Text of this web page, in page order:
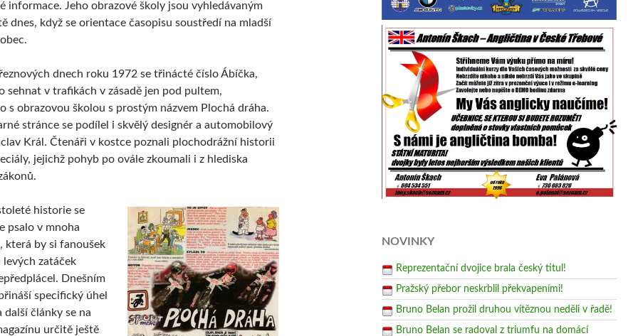
informace. Jeho obrazové školy jsou vyhledávaným
dnes, když se orientace časopisu soustředí na mladší
dnech roku 1972 se třinácté číslo Ábíčka,
sehnat v trafikách v zásadě jen pod pultem,
s obrazovou školou s prostým názvem Plochá dráha.
stránce se podílel i skvělý designér a automobilový
Král. Čtenáři v kostce poznali plochodrážní historii
jejichž pohyb po ovále zkoumali i z hlediska
historie se
psalo v mnoha
která by si fanoušek
zatáček
Dnešním
specifický úhel
další články se na
určitě ještě
NOVINKY
Reprezentační dvojice brala český titul!
Pražský přebor neskrblil překvapeními!
Bruno Belan prožil druhou vítěznou neděli v řadě!
Bruno Belan se radoval z triumfu na domácí